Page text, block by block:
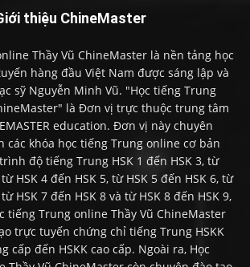
thiệu ChineMaster
Thầy Vũ ChineMaster là nền tảng học
hàng đầu Việt Nam được sáng lập và
sỹ Nguyễn Minh Vũ. "Học tiếng Trung
là Đơn vị trực thuộc trung tâm
education. Đơn vị này chuyên
các khóa học tiếng Trung online cơ bản
độ tiếng Trung HSK 1 đến HSK 3, từ
HSK 4 đến HSK 5, từ HSK 5 đến HSK 6, từ
HSK 7 đến HSK 8 và từ HSK 8 đến HSK 9,
tiếng Trung online Thầy Vũ ChineMaster
trực tuyến chứng chỉ tiếng Trung HSKK
cấp đến HSKK cao cấp. Ngoài ra, Học